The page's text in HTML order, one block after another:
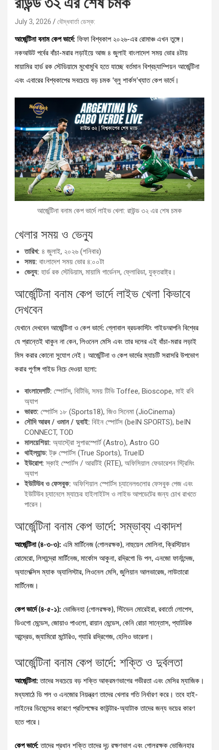
July 3, 2026 বৌদ্ধবার্তা ডেস্ক:
আর্জেন্টিনা বনাম কেপ ভার্দে: ফিফা বিশ্বকাপ ২০২৬-এর রোমাঞ্চ এখন তুঙ্গে।
নকআউট পর্বের বাঁচা-মরার লড়াইয়ে আজ ৪ জুলাই বাংলাদেশ সময় ভোর ৪টায়
মায়ামির হার্ড রক স্টেডিয়ামে মুখোমুখি হতে যাচ্ছে বর্তমান বিশ্বচ্যাম্পিয়ন আর্জেন্টিনা
এবং এবারের বিশ্বকাপের সবচেয়ে বড় চমক ‘ব্লু শার্কস’খ্যাত কেপ ভার্দে।
আর্জেন্টিনা বনাম কেপ ভার্দে লাইভ খেলা: রাউন্ড ৩২ এর শেষ চমক
খেলার সময় ও ভেন্যু
তারিখ: ৪ জুলাই, ২০২৬ (শনিবার)
সময়: বাংলাদেশ সময় ভোর ৪:০০টা
ভেন্যু: হার্ড রক স্টেডিয়াম, মায়ামি গার্ডেনস, ফ্লোরিডা, যুক্তরাষ্ট্র।
আর্জেন্টিনা বনাম কেপ ভার্দে লাইভ খেলা কিভাবে
দেখবেন
যেখানে দেখবেন আর্জেন্টিনা ও কেপ ভার্দে: গ্লোবাল ব্রডকাস্টিং গাইডআপনি বিশ্বের
যে প্রান্তেই থাকুন না কেন, লিওনেল মেসি এবং তার দলের এই বাঁচা-মরার লড়াই
মিস করার কোনো সুযোগ নেই। আর্জেন্টিনা ও কেপ ভার্দের ম্যাচটি সরাসরি উপভোগ
করার পূর্ণাঙ্গ গাইড নিচে দেওয়া হলো:
বাংলাদেশটি: স্পোর্টস, বিটিভি, সময় টিভি Toffee, Bioscope, মাই রবি
অ্যাপ
ভারত: স্পোর্টস ১৮ (Sports18), জিও সিনেমা (JioCinema)
সৌদি আরব / ওমান / দুবাই: বিইন স্পোর্টস (beIN SPORTS), beIN
CONNECT, TOD
মালয়েশিয়া: অ্যাস্ট্রো সুপারস্পোর্ট (Astro), Astro GO
থাইল্যান্ড: ট্রু স্পোর্টস (True Sports), TrueID
ইউরোপ: স্কাই স্পোর্টস / আরটিই (RTE), অফিসিয়াল ফেডারেশন স্ট্রিমিং
অ্যাপ
ইউটিউব ও ফেসবুক: অফিশিয়াল স্পোর্টস চ্যানেলগুলোর ফেসবুক পেজ এবং
ইউটিউব চ্যানেলে ম্যাচের হাইলাইটস ও লাইভ আপডেটের জন্য চোখ রাখতে
পারেন।
আর্জেন্টিনা বনাম কেপ ভার্দে: সম্ভাব্য একাদশ
আর্জেন্টিনা (৪-৩-৩): এমি মার্টিনেজ (গোলরক্ষক), নাহুয়েল মোলিনা, ক্রিস্টিয়ান
রোমেরো, লিসান্দ্রো মার্টিনেজ, মার্কোস আকুনা, রদ্রিগো ডি পল, এনজো ফার্নান্দেজ,
অ্যালেক্সিস ম্যাক অ্যালিস্টার, লিওনেল মেসি, জুলিয়ান আলভারেজ, লাউতারো
মার্টিনেজ।
কেপ ভার্দে (৪-৫-১): ভোজিনহা (গোলরক্ষক), স্টিভেন মোরেইরা, রবার্তো লোপেস,
ডিওগো মেন্ডেস, জোয়াও পাওলো, রায়ান মেন্ডেস, কেনি রোচা সান্তোস, প্যাটরিক
আন্দ্রেড, জ্যামিরো মন্টেরিও, গ্যারি রদ্রিগেজ, হেলিও ভারেলা।
আর্জেন্টিনা বনাম কেপ ভার্দে: শক্তি ও দুর্বলতা
আর্জেন্টিনা: তাদের সবচেয়ে বড় শক্তি আক্রমণভাগের গভীরতা এবং মেসির ম্যাজিক।
মধ্যমাঠে ডি পল ও এনজোর নিয়ন্ত্রণ তাদের খেলার গতি নির্ধারণ করে। তবে হাই-
লাইনের ডিফেন্সের কারণে প্রতিপক্ষের কাউন্টার-অ্যাটাক তাদের জন্য ভয়ের কারণ
হতে পারে।
কেপ ভার্দে: তাদের প্রধান শক্তি তাদের দৃঢ় রক্ষণভাগ এবং গোলরক্ষক ভোজিনহার